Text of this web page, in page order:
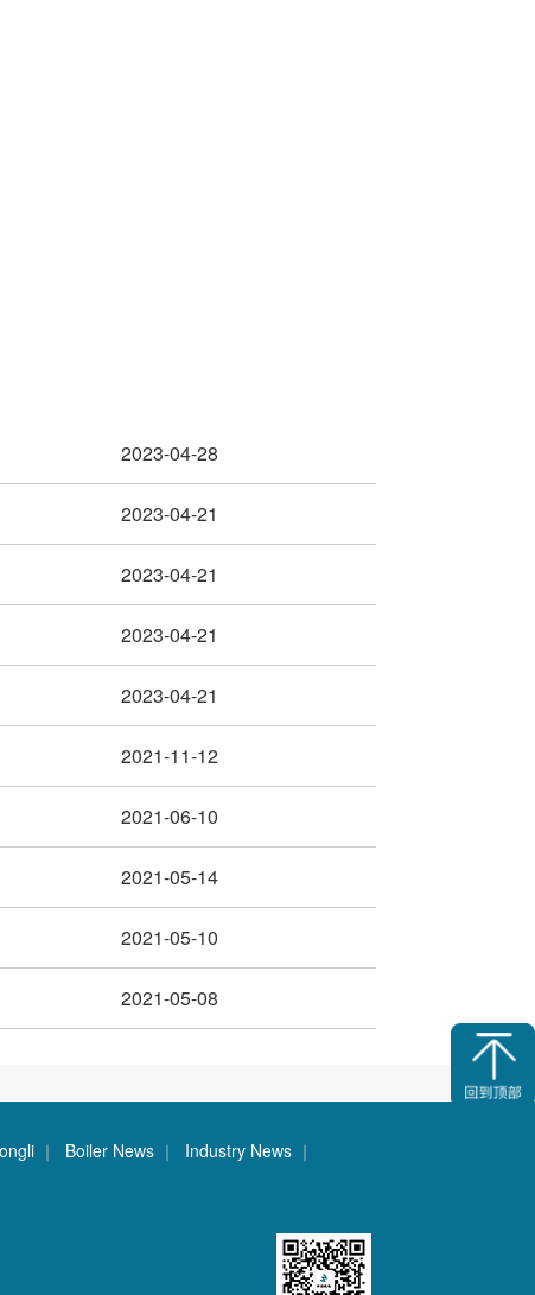
2023-04-28
2023-04-21
2023-04-21
2023-04-21
2023-04-21
2021-11-12
2021-06-10
2021-05-14
2021-05-10
2021-05-08
｜ Boiler News ｜ Industry News ｜